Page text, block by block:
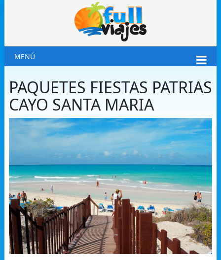
MENÚ
PAQUETES FIESTAS PATRIAS
CAYO SANTA MARIA